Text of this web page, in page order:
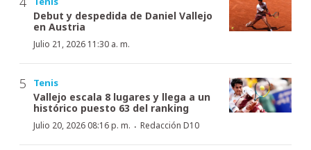
Debut y despedida de Daniel Vallejo
en Austria
Julio 21, 2026 11:30 a. m.
Tenis
Vallejo escala 8 lugares y llega a un
histórico puesto 63 del ranking
Julio 20, 2026 08:16 p. m. · Redacción D10